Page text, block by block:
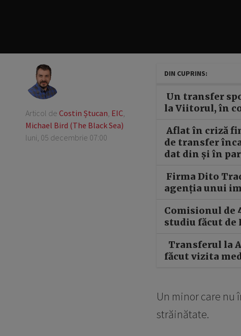
Articol de Costin Ștucan, EIC,
Michael Bird (The Black Sea)
luni, 05 decembrie 07:00
DIN CUPRINS:
Un transfer
la Viitorul, în
Aflat în criză
de transfer
dat din și în
Firma Dito
agenția unui
Comisionul de
studiu făcut de
Transferul la
făcut vizita
Un minor care nu
străinătate.